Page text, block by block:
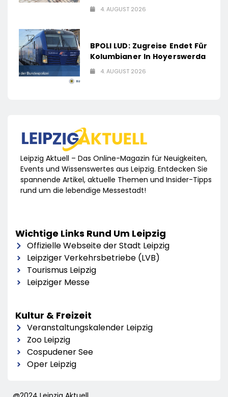
4. AUGUST 2026
BPOLI LUD: Zugreise Endet Für
Kolumbianer In Hoyerswerda
4. AUGUST 2026
Leipzig Aktuell – Das Online-Magazin für Neuigkeiten,
Events und Wissenswertes aus Leipzig. Entdecken Sie
spannende Artikel, aktuelle Themen und Insider-Tipps
rund um die lebendige Messestadt!
Wichtige Links Rund Um Leipzig
Offizielle Webseite der Stadt Leipzig
Leipziger Verkehrsbetriebe (LVB)
Tourismus Leipzig
Leipziger Messe
Kultur & Freizeit
Veranstaltungskalender Leipzig
Zoo Leipzig
Cospudener See
Oper Leipzig